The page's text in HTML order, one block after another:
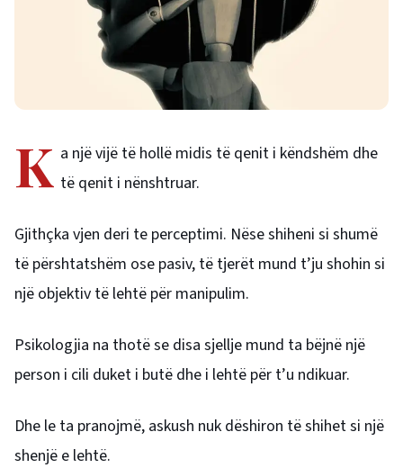
K a një vijë të hollë midis të qenit i këndshëm dhe
të qenit i nënshtruar.
Gjithçka vjen deri te perceptimi. Nëse shiheni si shumë
të përshtatshëm ose pasiv, të tjerët mund t’ju shohin si
një objektiv të lehtë për manipulim.
Psikologjia na thotë se disa sjellje mund ta bëjnë një
person i cili duket i butë dhe i lehtë për t’u ndikuar.
Dhe le ta pranojmë, askush nuk dëshiron të shihet si një
shenjë e lehtë.